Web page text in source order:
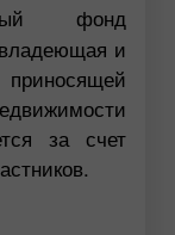
фонд
и
за счет